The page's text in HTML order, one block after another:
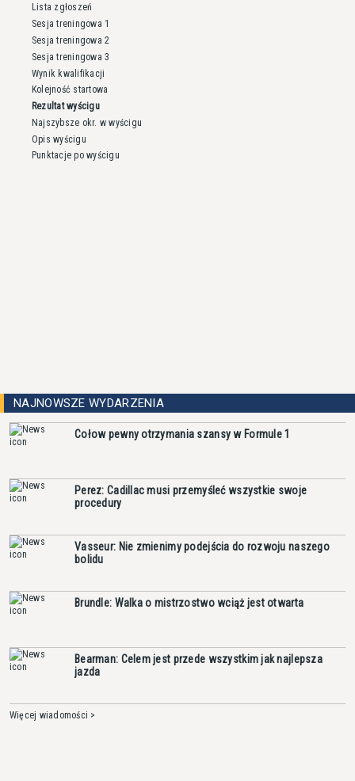
Lista zgłoszeń
Sesja treningowa 1
Sesja treningowa 2
Sesja treningowa 3
Wynik kwalifikacji
Kolejność startowa
Rezultat wyścigu
Najszybsze okr. w wyścigu
Opis wyścigu
Punktacje po wyścigu
NAJNOWSZE WYDARZENIA
Cołow pewny otrzymania szansy w Formule 1
Perez: Cadillac musi przemyśleć wszystkie swoje
procedury
Vasseur: Nie zmienimy podejścia do rozwoju naszego
bolidu
Brundle: Walka o mistrzostwo wciąż jest otwarta
Bearman: Celem jest przede wszystkim jak najlepsza
jazda
Więcej wiadomości >